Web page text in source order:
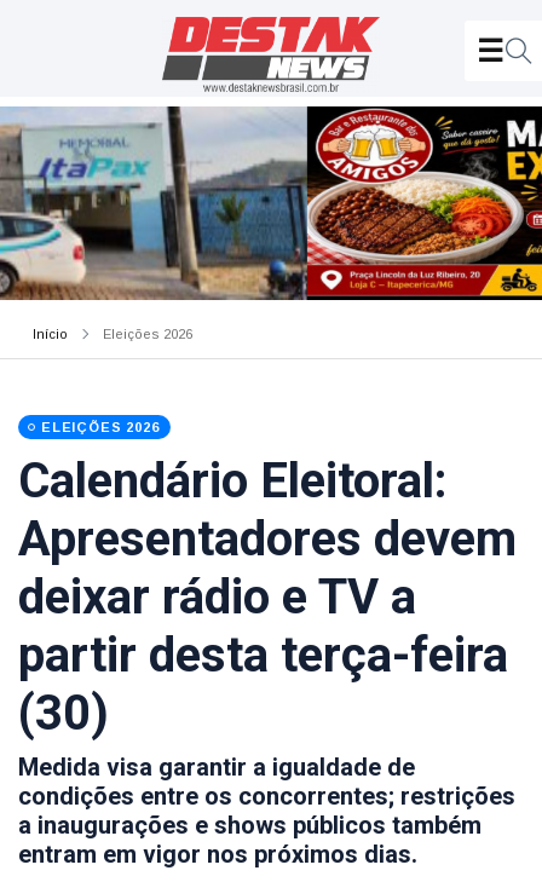
Início Eleições 2026
ELEIÇÕES 2026
Calendário Eleitoral:
Apresentadores devem
deixar rádio e TV a
partir desta terça-feira
(30)
Medida visa garantir a igualdade de
condições entre os concorrentes; restrições
a inaugurações e shows públicos também
entram em vigor nos próximos dias.